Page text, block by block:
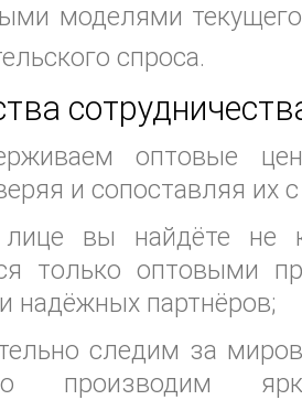
моделями
спроса.
оптовые
и сопоставляя их
вы найдёте не
только оптовыми
надёжных партнёров;
следим за
производим